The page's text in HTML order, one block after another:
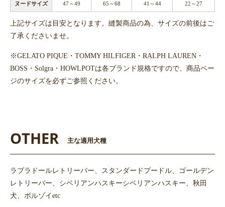
ヌードサイズ 47～49 65～68 41～44 22～27
上記サイズは目安となります。縫製商品の為、サイズの前後はご
了承くださいませ。
※GELATO PIQUE・TOMMY HILFIGER・RALPH LAUREN・
BOSS・Solgra・HOWLPOTは各ブランド規格ですので、商品ペー
ジのサイズを必ずご参照ください。
OTHER 主な適用犬種
ラブラドールレトリーバー、スタンダードプードル、ゴールデン
レトリーバー、シベリアンハスキーシベリアンハスキー、秋田
犬、ボルゾイetc